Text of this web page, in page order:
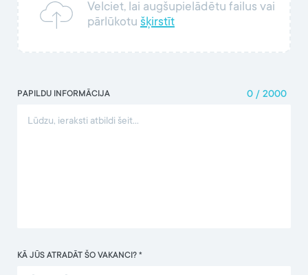
Velciet, lai augšupielādētu failus vai
pārlūkotu šķirstīt
PAPILDU INFORMĀCIJA 0 / 2000
KĀ JŪS ATRADĀT ŠO VAKANCI? *